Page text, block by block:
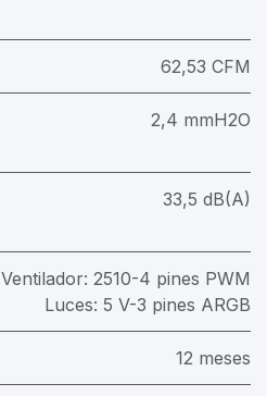
62,53 CFM
2,4 mmH2O
33,5 dB(A)
Ventilador: 2510-4 pines PWM
Luces: 5 V-3 pines ARGB
12 meses